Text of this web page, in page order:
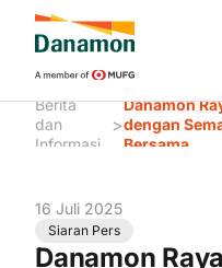
Berita
dan
Informasi
>
Danamon
dengan
Bersama
16 Juli 2025
Siaran Pers
Danamon